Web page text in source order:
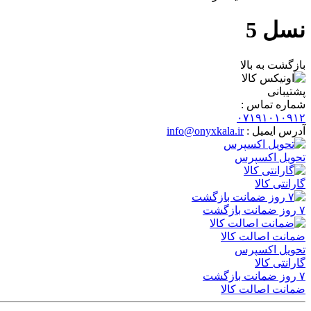
نسل 5
بازگشت به بالا
پشتیبانی
شماره تماس :
۰۷۱۹۱۰۱۰۹۱۲
آدرس ایمیل : info@onyxkala.ir
تحویل اکسپرس
گارانتی کالا
۷ روز ضمانت بازگشت
ضمانت اصالت کالا
تحویل اکسپرس
گارانتی کالا
۷ روز ضمانت بازگشت
ضمانت اصالت کالا